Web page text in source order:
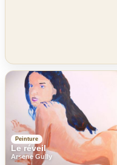
Peinture
Le réveil
Arsene Gully